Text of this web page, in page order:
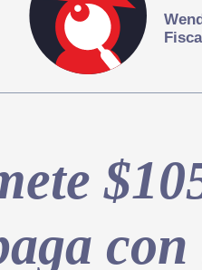
con